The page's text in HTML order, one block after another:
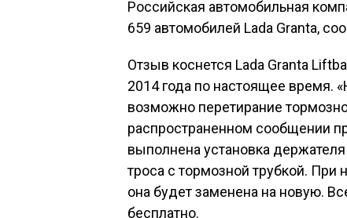
Российская автомобильная
659 автомобилей Lada Granta,
Отзыв коснется Lada Granta
2014 года по настоящее время.
возможно перетирание
распространенном сообщении
выполнена установка
троса с тормозной трубкой. При
она будет заменена на новую.
бесплатно.